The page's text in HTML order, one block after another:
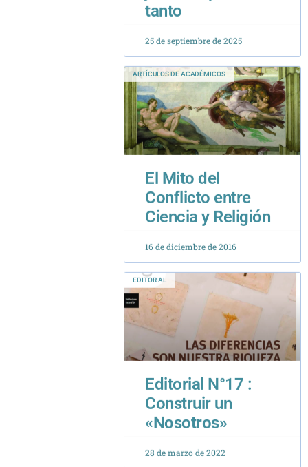
25 de septiembre de 2025
ARTÍCULOS DE ACADÉMICOS
El Mito del
Ciencia y Religión
16 de diciembre de 2016
EDITORIAL
Editorial N°17 :
«Nosotros»
28 de marzo de 2022